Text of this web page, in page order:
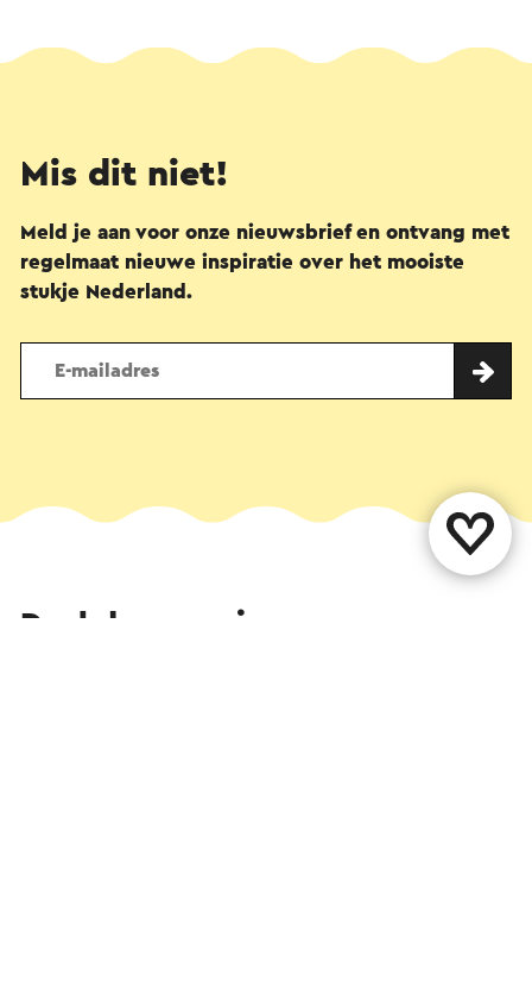
Mis dit niet!
Meld je aan voor onze nieuwsbrief en ontvang met
regelmaat nieuwe inspiratie over het mooiste
stukje Nederland.
Deel deze pagina